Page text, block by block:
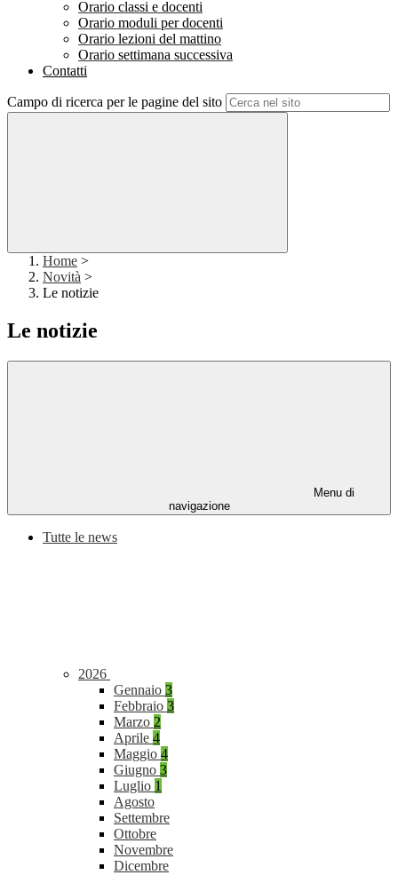
Orario classi e docenti
Orario moduli per docenti
Orario lezioni del mattino
Orario settimana successiva
Contatti
Campo di ricerca per le pagine del sito
Home >
Novità >
Le notizie
Le notizie
Menu di
navigazione
Tutte le news
2026
Gennaio 3
Febbraio 3
Marzo 2
Aprile 4
Maggio 4
Giugno 3
Luglio 1
Agosto
Settembre
Ottobre
Novembre
Dicembre